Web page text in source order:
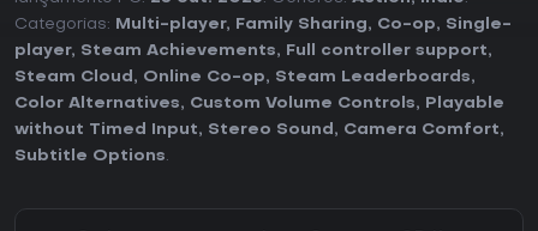
Categorias:
Multi-player, Family Sharing, Co-op, Single-
player, Steam Achievements, Full controller support,
Steam Cloud , Online Co-op, Steam Leaderboards,
Color Alternatives, Custom Volume Controls,
Playable
without Timed Input, Stereo Sound , Camera Comfort,
Subtitle Options.